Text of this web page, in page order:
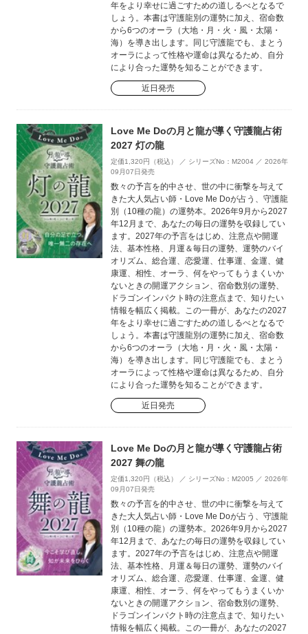
年をより幸せに過ごすための道しるべとなるで
しょう。本書は守護龍別の運勢に加え、宿命数
から6つのオーラ（大地・月・火・風・太陽・
海）を導き出します。同じ守護龍でも、まとう
オーラによって性格や運命は異なるため、自分
により合った運勢を知ることができます。
近日発売
Love Me Doの月と龍が導く守護龍占術
2027 灯の龍
定価1,320円（税込） ／ シリーズNo：M2004 ／ 2026年
09月07日発売
数々の予言を的中させ、世の中に衝撃を与えて
きた大人気占い師・Love Me Doが占う、守護龍
別（10種の龍）の運勢本。2026年9月から2027
年12月まで、あなたの毎日の運勢を収録してい
ます。2027年の予言をはじめ、注意点や開運
法、基本性格、月運＆毎日の運勢、運勢のバイ
オリズム、総合運、恋愛運、仕事運、金運、健
康運、相性、オーラ、何をやってもうまくいか
ないときの開運アクション、宿命数別の運勢、
ドラゴンインパクト時の注意点まで、知りたい
情報を幅広く掲載。この一冊が、あなたの2027
年をより幸せに過ごすための道しるべとなるで
しょう。本書は守護龍別の運勢に加え、宿命数
から6つのオーラ（大地・月・火・風・太陽・
海）を導き出します。同じ守護龍でも、まとう
オーラによって性格や運命は異なるため、自分
により合った運勢を知ることができます。
近日発売
Love Me Doの月と龍が導く守護龍占術
2027 舞の龍
定価1,320円（税込） ／ シリーズNo：M2005 ／ 2026年
09月07日発売
数々の予言を的中させ、世の中に衝撃を与えて
きた大人気占い師・Love Me Doが占う、守護龍
別（10種の龍）の運勢本。2026年9月から2027
年12月まで、あなたの毎日の運勢を収録してい
ます。2027年の予言をはじめ、注意点や開運
法、基本性格、月運＆毎日の運勢、運勢のバイ
オリズム、総合運、恋愛運、仕事運、金運、健
康運、相性、オーラ、何をやってもうまくいか
ないときの開運アクション、宿命数別の運勢、
ドラゴンインパクト時の注意点まで、知りたい
情報を幅広く掲載。この一冊が、あなたの2027